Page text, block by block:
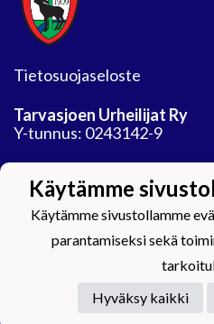
Tietosuojaseloste
Tarvasjoen Urheilijat Ry
Y-tunnus: 0243142-9
Jäähalli
Auranmaan tekojaarata Oy
Areenatie 30
21450 Tarvasjoki
Käytämme
Käytämme sivustollamme
parantamiseksi sekä
Hyväksy kaikki